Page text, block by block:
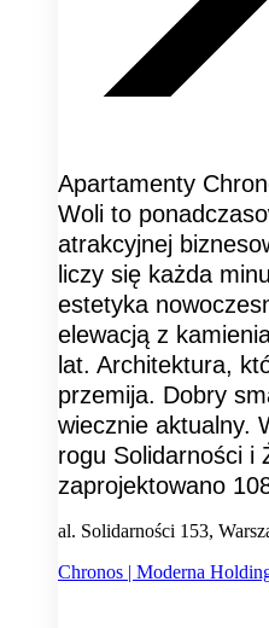
Apartamenty
Woli to
atrakcyjnej
liczy się każda
estetyka
elewacją z
lat. Architektura,
przemija. Dobry
wiecznie aktualny.
rogu Solidarności i
zaprojektowano
al. Solidarności 153,
Chronos | Moderna